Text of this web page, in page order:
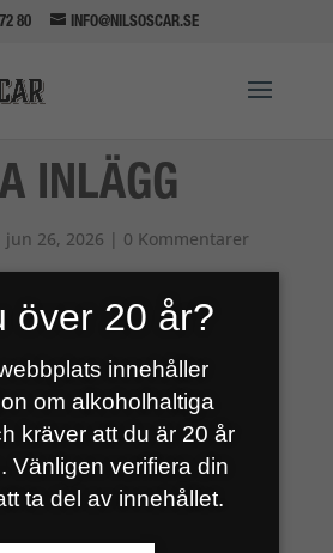
80 INFO@NILSOSCAR.SE
INLÄGG
jun 26, 2026 | 0 Kommentarer
över 20 år?
innehåller
om alkoholhaltiga
kräver att du är 20 år
Vänligen verifiera din
ta del av innehållet.